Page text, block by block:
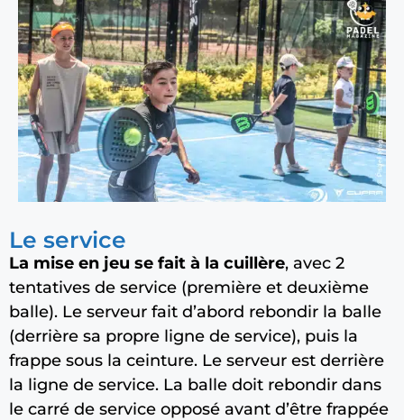
Le service
La mise en jeu se fait à la cuillère, avec 2
tentatives de service (première et deuxième
balle). Le serveur fait d’abord rebondir la balle
(derrière sa propre ligne de service), puis la
frappe sous la ceinture. Le serveur est derrière
la ligne de service. La balle doit rebondir dans
le carré de service opposé avant d’être frappée